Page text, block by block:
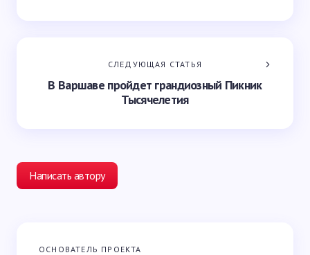
СЛЕДУЮЩАЯ СТАТЬЯ
В Варшаве пройдет грандиозный Пикник
Тысячелетия
Написать автору
Ваш адрес email не будет опубликован.
ОСНОВАТЕЛЬ ПРОЕКТА